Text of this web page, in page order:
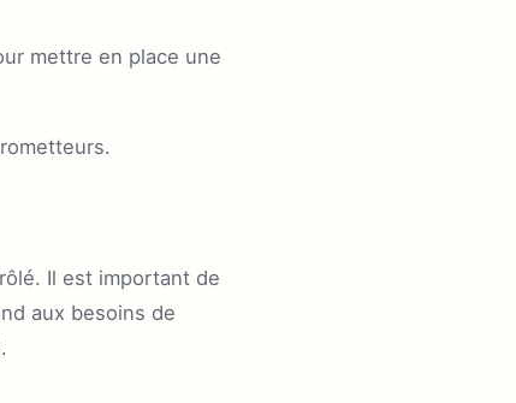
mettre en place une
Il est important de
aux besoins de